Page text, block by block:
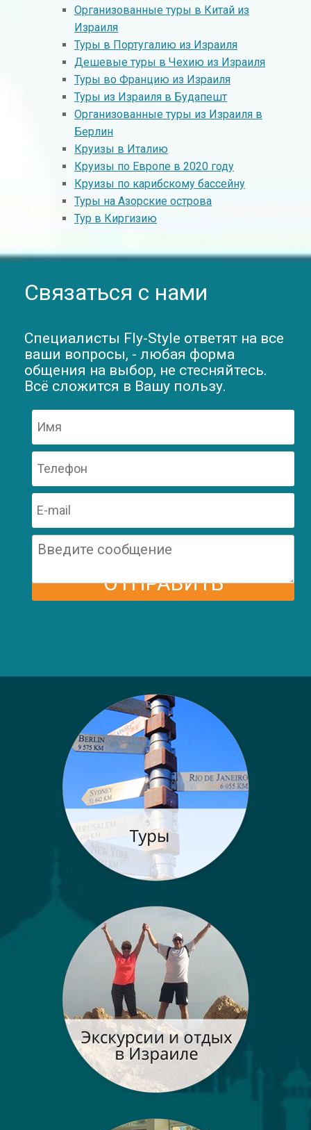
Организованные туры в Китай из
Израиля
Туры в Португалию из Израиля
Дешевые туры в Чехию из Израиля
Туры во Францию из Израиля
Туры из Израиля в Будапешт
Организованные туры из Израиля в
Берлин
Круизы в Италию
Круизы по Европе в 2020 году
Круизы по карибскому бассейну
Туры на Азорские острова
Тур в Киргизию
Связаться с нами
Специалисты Fly-Style ответят на все
ваши вопросы, - любая форма
общения на выбор, не стесняйтесь.
Всё сложится в Вашу пользу.